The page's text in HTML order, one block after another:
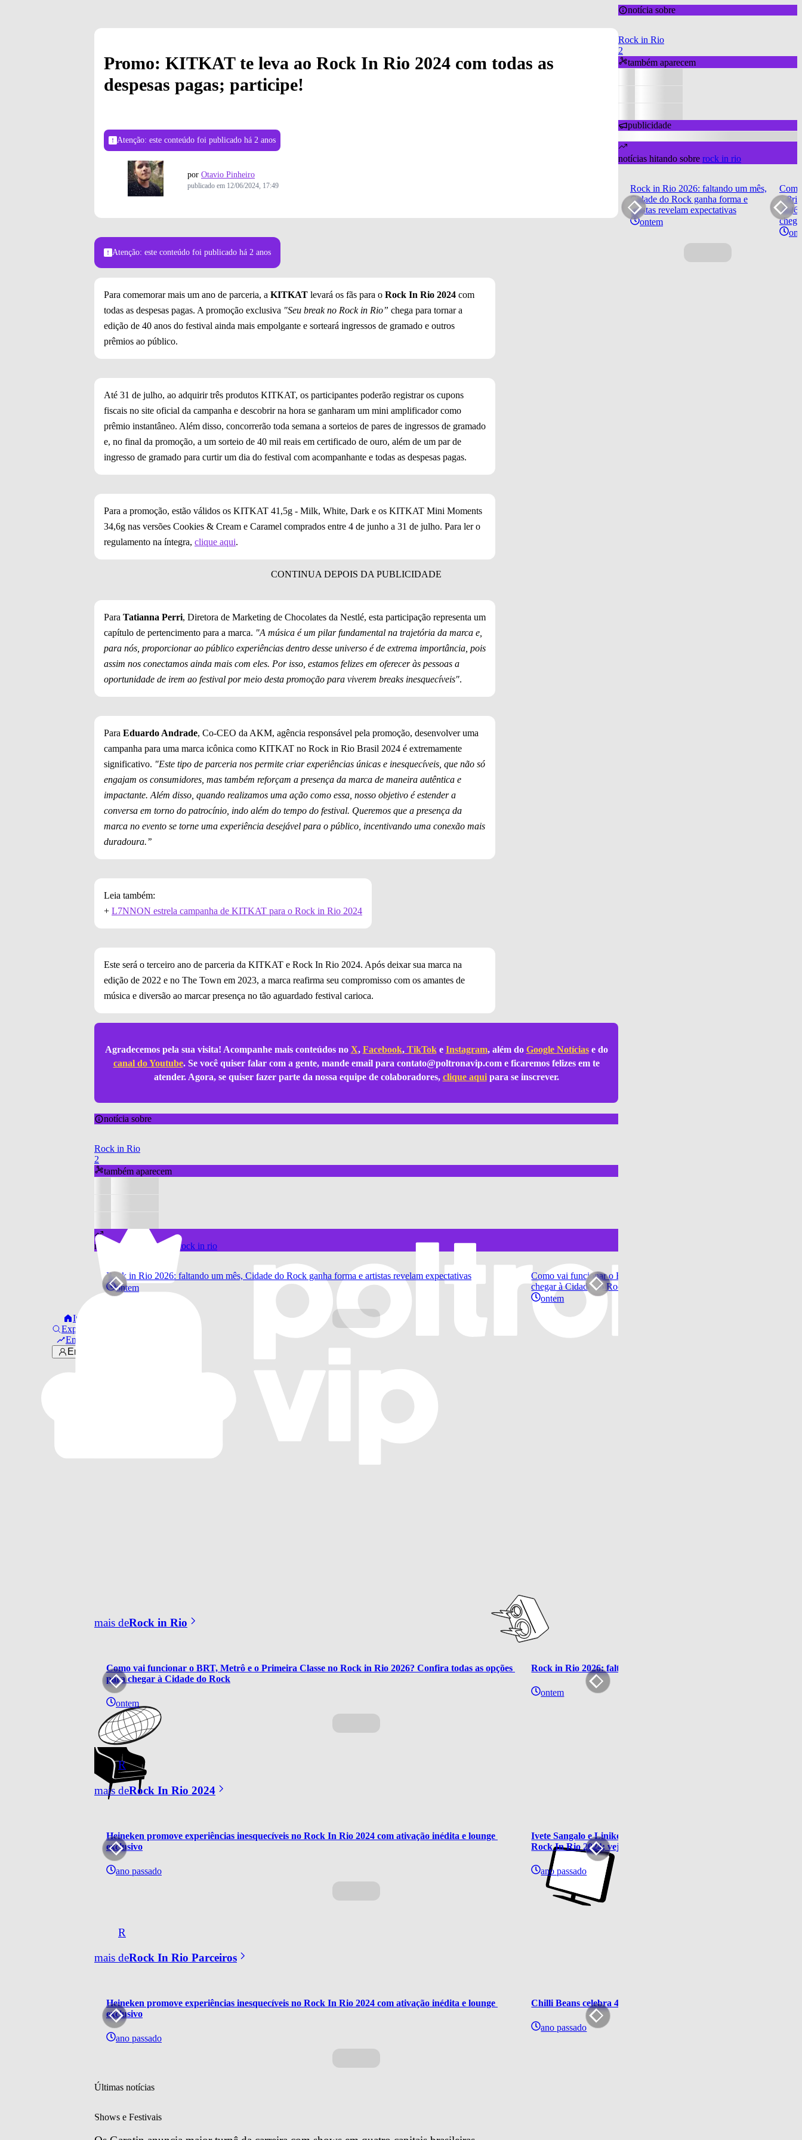
Início
Explorar
Em alta
Entrar
Promo: KITKAT te leva ao Rock In Rio 2024 com todas as
despesas pagas; participe!
Atenção: este conteúdo foi publicado há 2 anos
por Otavio Pinheiro
publicado em 12/06/2024, 17:49
Atenção: este conteúdo foi publicado há 2 anos
Para comemorar mais um ano de parceria, a KITKAT levará os fãs para o Rock In Rio 2024 com
todas as despesas pagas. A promoção exclusiva "Seu break no Rock in Rio” chega para tornar a
edição de 40 anos do festival ainda mais empolgante e sorteará ingressos de gramado e outros
prêmios ao público.
Até 31 de julho, ao adquirir três produtos KITKAT, os participantes poderão registrar os cupons
fiscais no site oficial da campanha e descobrir na hora se ganharam um mini amplificador como
prêmio instantâneo. Além disso, concorrerão toda semana a sorteios de pares de ingressos de gramado
e, no final da promoção, a um sorteio de 40 mil reais em certificado de ouro, além de um par de
ingresso de gramado para curtir um dia do festival com acompanhante e todas as despesas pagas.
Para a promoção, estão válidos os KITKAT 41,5g - Milk, White, Dark e os KITKAT Mini Moments
34,6g nas versões Cookies & Cream e Caramel comprados entre 4 de junho a 31 de julho. Para ler o
regulamento na íntegra, clique aqui.
Para Tatianna Perri, Diretora de Marketing de Chocolates da Nestlé, esta participação representa um
capítulo de pertencimento para a marca. "A música é um pilar fundamental na trajetória da marca e,
para nós, proporcionar ao público experiências dentro desse universo é de extrema importância, pois
assim nos conectamos ainda mais com eles. Por isso, estamos felizes em oferecer às pessoas a
oportunidade de irem ao festival por meio desta promoção para viverem breaks inesquecíveis".
Para Eduardo Andrade, Co-CEO da AKM, agência responsável pela promoção, desenvolver uma
campanha para uma marca icônica como KITKAT no Rock in Rio Brasil 2024 é extremamente
significativo. "Este tipo de parceria nos permite criar experiências únicas e inesquecíveis, que não só
engajam os consumidores, mas também reforçam a presença da marca de maneira autêntica e
impactante. Além disso, quando realizamos uma ação como essa, nosso objetivo é estender a
conversa em torno do patrocínio, indo além do tempo do festival. Queremos que a presença da
marca no evento se torne uma experiência desejável para o público, incentivando uma conexão mais
duradoura.’’
Leia também:
+ L7NNON estrela campanha de KITKAT para o Rock in Rio 2024
Este será o terceiro ano de parceria da KITKAT e Rock In Rio 2024. Após deixar sua marca na
edição de 2022 e no The Town em 2023, a marca reafirma seu compromisso com os amantes de
música e diversão ao marcar presença no tão aguardado festival carioca.
Agradecemos pela sua visita! Acompanhe mais conteúdos no X, Facebook,TikToke Instagram, além do Google Notíciase do
canal do Youtube. Se você quiser falar com a gente, mande email para contato@poltronavip.come ficaremos felizes em te
atender. Agora, se quiser fazer parte da nossa equipe de colaboradores, clique aquipara se inscrever.
notícia sobre
Rock in Rio
2
também aparecem
notícias hitando sobre rock in rio
Rock in Rio 2026: faltando um mês, Cidade do Rock ganha forma e artistas revelam expectativas
ontem
Como vai funcionar o BRT, Metrô e o Primeira Classe no Rock in Rio
chegar à Cidade do Rock
ontem
mais deRock in Rio
Como vai funcionar o BRT, Metrô e o Primeira Classe no Rock in Rio 2026? Confira todas as opções
para chegar à Cidade do Rock
ontem
Rock in Rio 2026: faltando um mês, Cidade do Rock ganha forma
ontem
R
mais deRock In Rio 2024
Heineken promove experiências inesquecíveis no Rock In Rio 2024 com ativação inédita e lounge
exclusivo
ano passado
Ivete Sangalo e Liniker falam de uma paixão inesquecível no
Rock In Rio 2024; veja
ano passado
R
mais deRock In Rio Parceiros
Heineken promove experiências inesquecíveis no Rock In Rio 2024 com ativação inédita e lounge
exclusivo
ano passado
Chilli Beans celebra 40 anos de Rock in Rio com coleção inédita
ano passado
Últimas notícias
Shows e Festivais
notícia sobre
Rock in Rio
2
também aparecem
publicidade
notícias hitando sobre rock in rio
Rock in Rio 2026: faltando um mês,
Cidade do Rock ganha forma e
artistas revelam expectativas
ontem
o